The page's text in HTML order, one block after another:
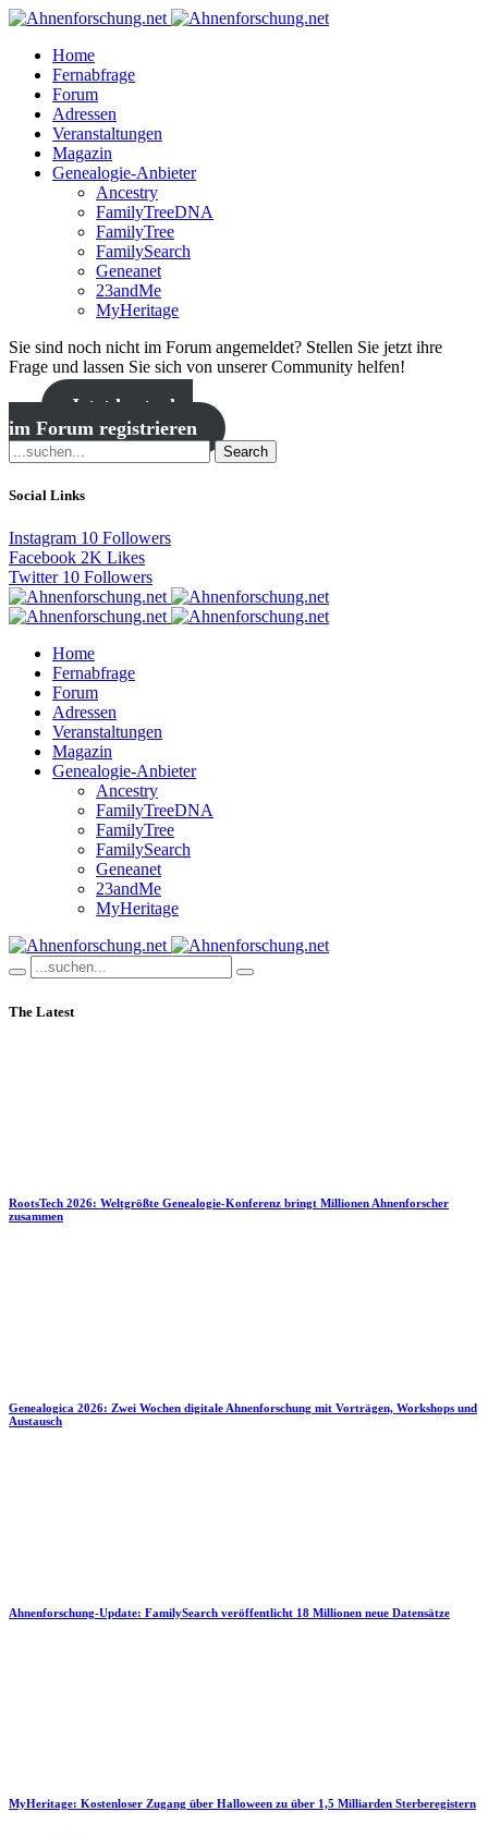
Home
Fernabfrage
Forum
Adressen
Veranstaltungen
Magazin
Genealogie-Anbieter
Ancestry
FamilyTreeDNA
FamilyTree
FamilySearch
Geneanet
23andMe
MyHeritage
Sie sind noch nicht im Forum angemeldet? Stellen Sie jetzt ihre
Frage und lassen Sie sich von unserer Community helfen!
Jetzt kostenlos
im Forum registrieren
Search
Social Links
Instagram 10 Followers
Facebook 2K Likes
Twitter 10 Followers
Home
Fernabfrage
Forum
Adressen
Veranstaltungen
Magazin
Genealogie-Anbieter
Ancestry
FamilyTreeDNA
FamilyTree
FamilySearch
Geneanet
23andMe
MyHeritage
The Latest
RootsTech 2026: Weltgrößte Genealogie-Konferenz bringt Millionen Ahnenforscher
zusammen
Genealogica 2026: Zwei Wochen digitale Ahnenforschung mit Vorträgen, Workshops und
Austausch
Ahnenforschung-Update: FamilySearch veröffentlicht 18 Millionen neue Datensätze
MyHeritage: Kostenloser Zugang über Halloween zu über 1,5 Milliarden Sterberegistern